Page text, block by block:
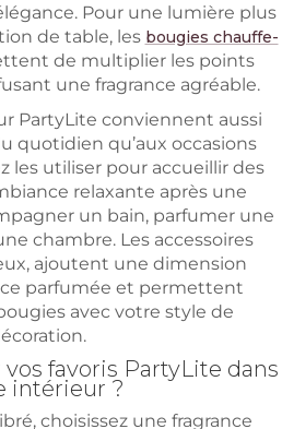
Pour une lumière plus
de table, les bougies chauffe-
de multiplier les points
une fragrance agréable.
PartyLite conviennent aussi
quotidien qu’aux occasions
les utiliser pour accueillir des
relaxante après une
un bain, parfumer une
chambre. Les accessoires
ajoutent une dimension
parfumée et permettent
avec votre style de
favoris PartyLite dans
intérieur ?
choisissez une fragrance